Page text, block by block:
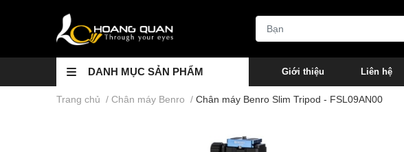
DANH MỤC SẢN PHẨM Giới thiệu Liên hệ
Trang chủ / Chân máy Benro / Chân máy Benro Slim Tripod - FSL09AN00